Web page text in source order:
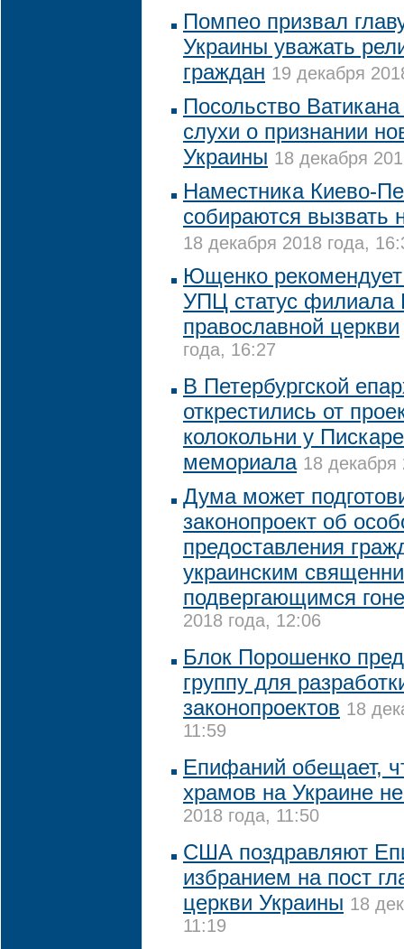
Помпео призвал
Украины уважать
граждан 19 декабря
Посольство
слухи о признании
Украины 18 декабря
Наместника Киево-
собираются вызвать
18 декабря 2018 года,
Ющенко
УПЦ статус филиала
православной церкви
года, 16:27
В Петербургской
открестились от
колокольни у
мемориала 18 декабря
Дума может
законопроект об
предоставления
украинским
подвергающимся
2018 года, 12:06
Блок Порошенко
группу для
законопроектов 18
11:59
Епифаний обещает,
храмов на Украине
2018 года, 11:50
США поздравляют
избранием на пост
церкви Украины 18
11:19